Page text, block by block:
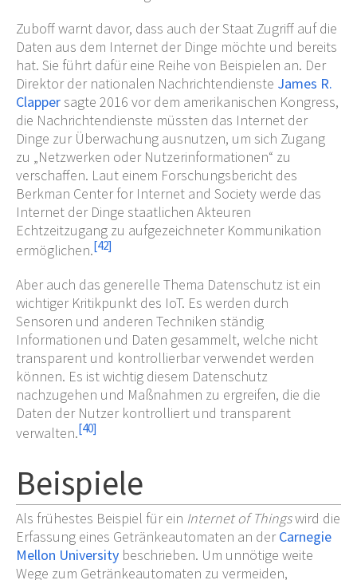
Zuboff warnt davor, dass auch der Staat Zugriff auf die
Daten aus dem Internet der Dinge möchte und bereits
hat. Sie führt dafür eine Reihe von Beispielen an. Der
Direktor der nationalen Nachrichtendienste James R.
Clapper sagte 2016 vor dem amerikanischen Kongress,
die Nachrichtendienste müssten das Internet der
Dinge zur Überwachung ausnutzen, um sich Zugang
zu „Netzwerken oder Nutzerinformationen“ zu
verschaffen. Laut einem Forschungsbericht des
Berkman Center for Internet and Society werde das
Internet der Dinge staatlichen Akteuren
Echtzeitzugang zu aufgezeichneter Kommunikation
ermöglichen.[42]
Aber auch das generelle Thema Datenschutz ist ein
wichtiger Kritikpunkt des IoT. Es werden durch
Sensoren und anderen Techniken ständig
Informationen und Daten gesammelt, welche nicht
transparent und kontrollierbar verwendet werden
können. Es ist wichtig diesem Datenschutz
nachzugehen und Maßnahmen zu ergreifen, die die
Daten der Nutzer kontrolliert und transparent
verwalten.[40]
Beispiele
Als frühestes Beispiel für ein Internet of Thingswird die
Erfassung eines Getränkeautomaten an derCarnegie
Mellon University beschrieben. Um unnötige weite
Wege zum Getränkeautomaten zu vermeiden,